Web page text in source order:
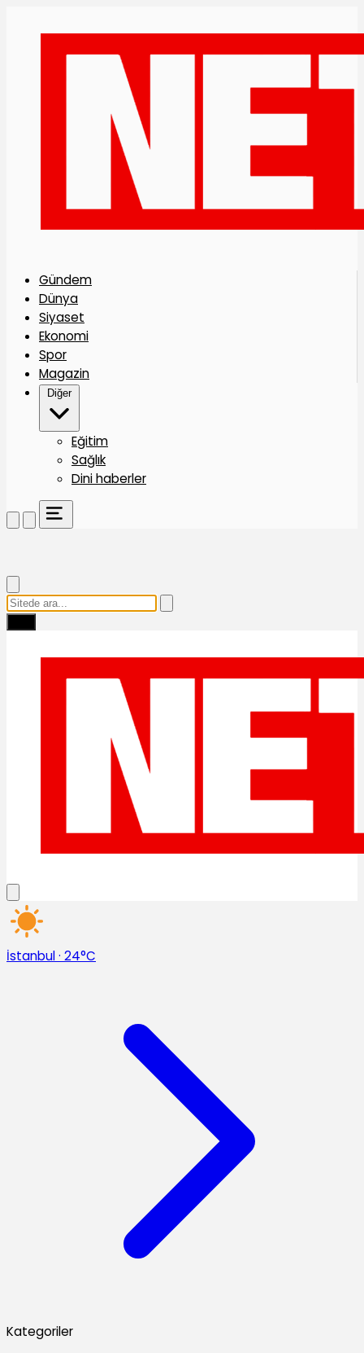
Gündem
Dünya
Siyaset
Ekonomi
Spor
Magazin
Diğer
Eğitim
Sağlık
Dini haberler
İstanbul· 24°C
Kategoriler